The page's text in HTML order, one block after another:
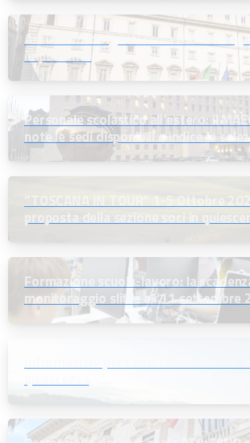
Assunzioni dirigenti scolastici: un
importante
Personale scolastico all’estero: il
note le sedi disponibili e indice le
Formazione scuola-lavoro: la
monitoraggio slitta all’11 settembre